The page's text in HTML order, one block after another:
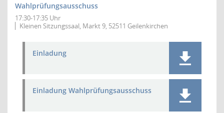
Wahlprüfungsausschuss
17:30-17:35 Uhr
Kleinen Sitzungssaal, Markt 9, 52511 Geilenkirchen
Einladung
Einladung Wahlprüfungsausschuss